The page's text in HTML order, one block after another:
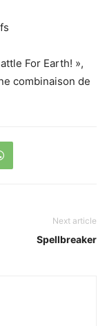
For Earth! »,
combinaison de
Next article
Spellbreaker